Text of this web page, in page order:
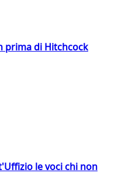
prima di Hitchcock
le voci chi non